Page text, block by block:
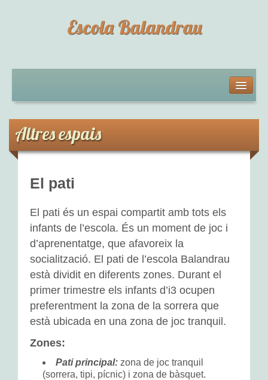
Escola Balandrau
Horari de l’escola
Documents del centre
EDUCACIÓ INFANTIL
L’adaptació
Activitats d’aula
Espais d’aprenentatge
Tallers
Altres espais
El pati
El pati és un espai compartit amb tots els
infants de l’escola. És un moment de joc i
d’aprenentatge, que afavoreix la
socialització. El pati de l’escola Balandrau
està dividit en diferents zones. Durant el
primer trimestre els infants d’i3 ocupen
preferentment la zona de la sorrera que
està ubicada en una zona de joc tranquil.
Zones:
Pati principal: zona de joc tranquil
(sorrera, tipi, pícnic) i zona de bàsquet.